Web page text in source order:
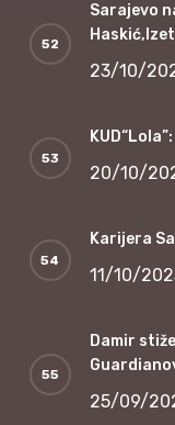
Sarajevo
23/10/
20/10/
Karijera
11/10/
Damir
25/09/